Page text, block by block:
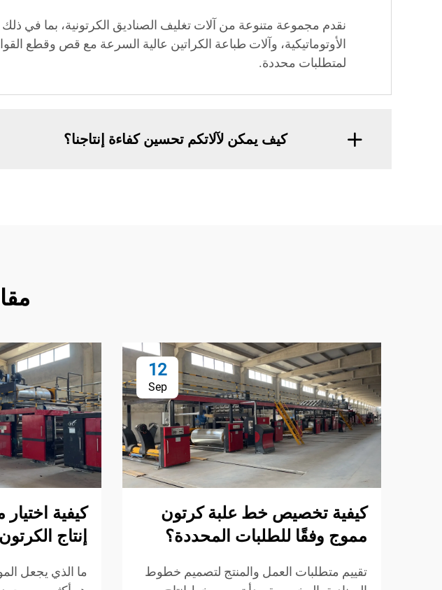
نقدم مجموعة متنوعة من آلات تغليف الصناديق الكرتونية، بما في
الأوتوماتيكية، وآلات طباعة الكراتين عالية السرعة مع قص وقطع
لمتطلبات محددة.
كيف يمكن لآلاتكم تحسين كفاءة إنتاجنا؟
12
Sep
كيفية تخصيص خط علبة كرتون
مموج وفقًا للطلبات المحددة؟
تقييم متطلبات العمل والمنتج لتصميم خطوط
كيفية
إنتاج
ما الذي يجعل